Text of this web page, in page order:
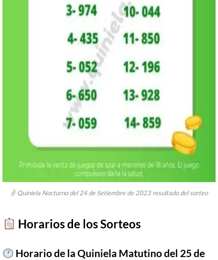
✌ Quiniela Nocturno del 24 de Setiembre de 2023 resultado del sorteo
Horarios de los Sorteos
Horario de la Quiniela Matutino del 25 de